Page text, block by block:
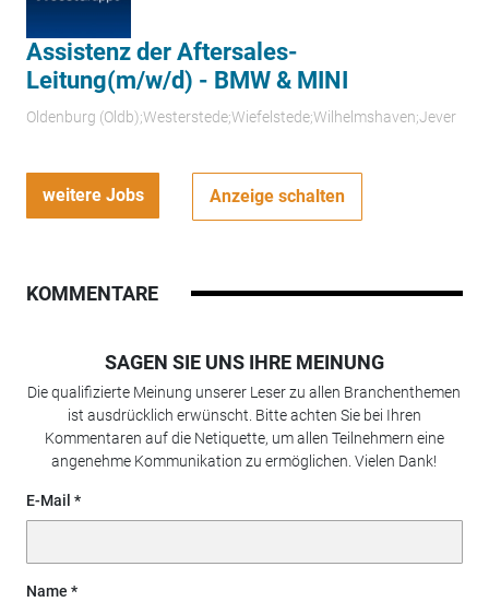
Assistenz der Aftersales-
Leitung(m/w/d) - BMW & MINI
Oldenburg (Oldb);Westerstede;Wiefelstede;Wilhelmshaven;Jever
weitere Jobs Anzeige schalten
KOMMENTARE
SAGEN SIE UNS IHRE MEINUNG
Die qualifizierte Meinung unserer Leser zu allen Branchenthemen
ist ausdrücklich erwünscht. Bitte achten Sie bei Ihren
Kommentaren auf die Netiquette, um allen Teilnehmern eine
angenehme Kommunikation zu ermöglichen. Vielen Dank!
E-Mail
Name